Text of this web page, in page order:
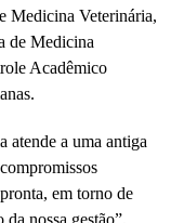
da construtora
Medicina Veterinária,
de Medicina
Acadêmico
atende a uma antiga
em torno de
da nossa gestão”,